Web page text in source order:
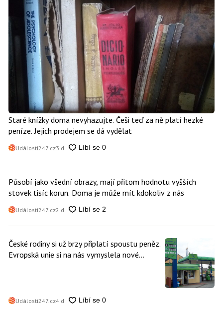
Staré knížky doma nevyhazujte. Češi teď za ně platí hezké
peníze. Jejich prodejem se dá vydělat
Události247.cz3 d
Působí jako všední obrazy, mají přitom hodnotu vyšších
stovek tisíc korun. Doma je může mít kdokoliv z nás
Události247.cz2 d
České rodiny si už brzy připlatí spoustu peněz.
Evropská unie si na nás vymyslela nové
Události247.cz4 d